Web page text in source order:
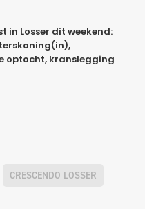
in Losser dit weekend:
optocht, kranslegging
CRESCENDO LOSSER